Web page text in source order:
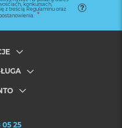
konkursach,
z treścią Regulaminu oraz
05 25